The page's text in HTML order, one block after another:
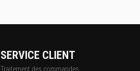
SERVICE CLIENT
Traitement des commandes